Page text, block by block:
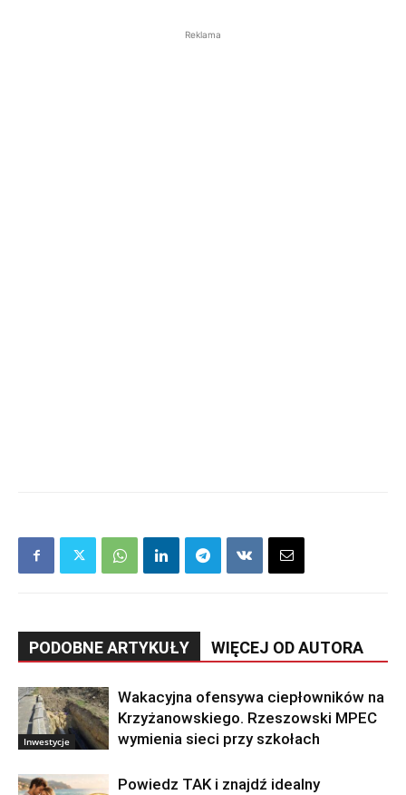
Reklama
PODOBNE ARTYKUŁY WIĘCEJ OD AUTORA
Inwestycje
Wakacyjna ofensywa ciepłowników na
Krzyżanowskiego. Rzeszowski MPEC
wymienia sieci przy szkołach
Powiedz TAK i znajdź idealny